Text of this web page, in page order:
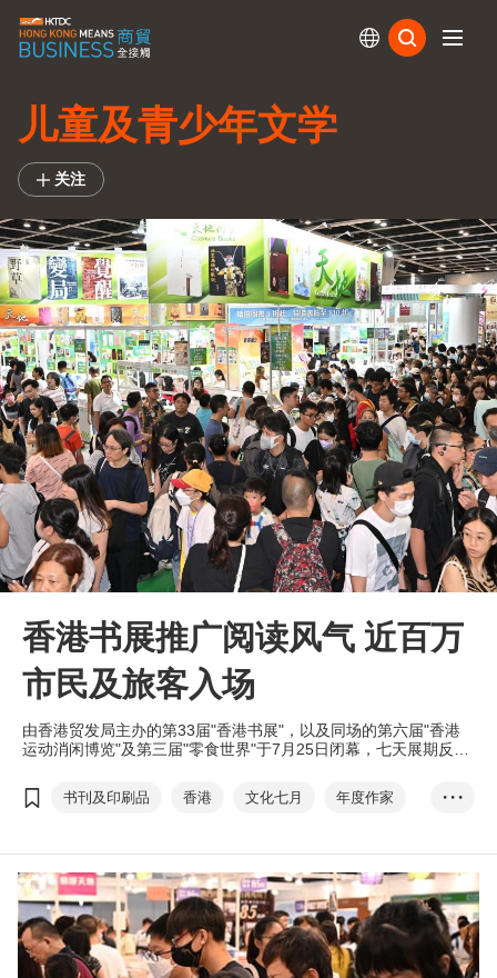
儿童及青少年文学
关注
香港书展推广阅读风气 近百万
市民及旅客入场
由香港贸发局主办的第33届"香港书展"，以及同场的第六届"香港
运动消闲博览"及第三届"零食世界"于7月25日闭幕，七天展期反应
达872港元。
书刊及印刷品 香港 文化七月
年度作家
• • •